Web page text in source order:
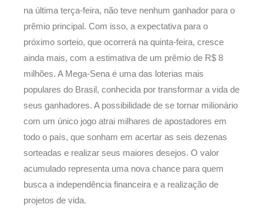
na última terça-feira, não teve nenhum ganhador para o
prêmio principal. Com isso, a expectativa para o
próximo sorteio, que ocorrerá na quinta-feira, cresce
ainda mais, com a estimativa de um prêmio de R$ 8
milhões. A Mega-Sena é uma das loterias mais
populares do Brasil, conhecida por transformar a vida de
seus ganhadores. A possibilidade de se tornar milionário
com um único jogo atrai milhares de apostadores em
todo o país, que sonham em acertar as seis dezenas
sorteadas e realizar seus maiores desejos. O valor
acumulado representa uma nova chance para quem
busca a independência financeira e a realização de
projetos de vida.